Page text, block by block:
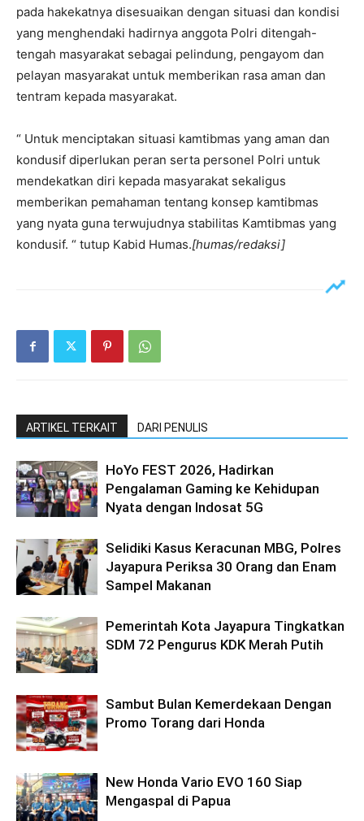
pada hakekatnya disesuaikan dengan situasi dan kondisi
yang menghendaki hadirnya anggota Polri ditengah-
tengah masyarakat sebagai pelindung, pengayom dan
pelayan masyarakat untuk memberikan rasa aman dan
tentram kepada masyarakat.
“ Untuk menciptakan situasi kamtibmas yang aman dan
kondusif diperlukan peran serta personel Polri untuk
mendekatkan diri kepada masyarakat sekaligus
memberikan pemahaman tentang konsep kamtibmas
yang nyata guna terwujudnya stabilitas Kamtibmas yang
kondusif. “ tutup Kabid Humas.[humas/redaksi]
ARTIKEL TERKAIT DARI PENULIS
HoYo FEST 2026, Hadirkan
Pengalaman Gaming ke Kehidupan
Nyata dengan Indosat 5G
Selidiki Kasus Keracunan MBG, Polres
Jayapura Periksa 30 Orang dan Enam
Sampel Makanan
Pemerintah Kota Jayapura Tingkatkan
SDM 72 Pengurus KDK Merah Putih
Sambut Bulan Kemerdekaan Dengan
Promo Torang dari Honda
New Honda Vario EVO 160 Siap
Mengaspal di Papua